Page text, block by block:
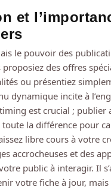
et
le pouvoir des
des offres
ou présentiez
dynamique incite à
timing est crucial ; publier
la différence pour
libre cours à votre
accrocheuses et des
public à interagir. Il
votre fiche à jour, mais